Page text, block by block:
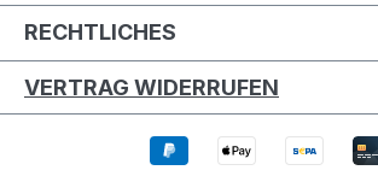
RECHTLICHES
VERTRAG WIDERRUFEN